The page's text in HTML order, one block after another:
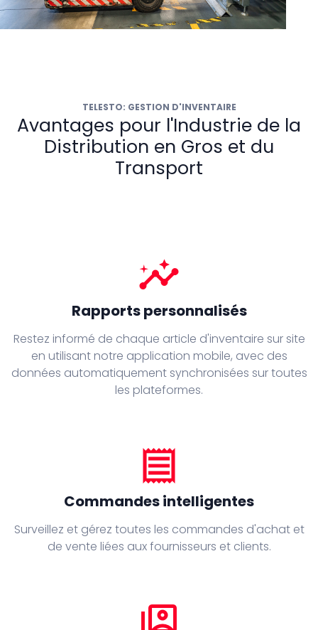
TELESTO: GESTION D'INVENTAIRE
Avantages pour l'Industrie de la
Distribution en Gros et du
Transport
insights
Rapports personnalisés
Restez informé de chaque article d'inventaire sur site
en utilisant notre application mobile, avec des
données automatiquement synchronisées sur toutes
les plateformes.
receipt
Commandes intelligentes
Surveillez et gérez toutes les commandes d'achat et
de vente liées aux fournisseurs et clients.